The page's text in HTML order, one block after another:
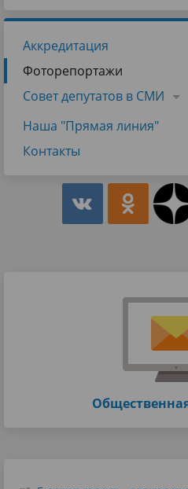
Аккредитация
Фоторепортажи
Совет депутатов в СМИ
Наша "Прямая линия"
Контакты